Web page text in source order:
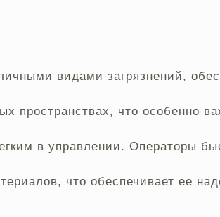
видами загрязнений,
пространствах, что особенно
в управлении. Операторы
что обеспечивает ее